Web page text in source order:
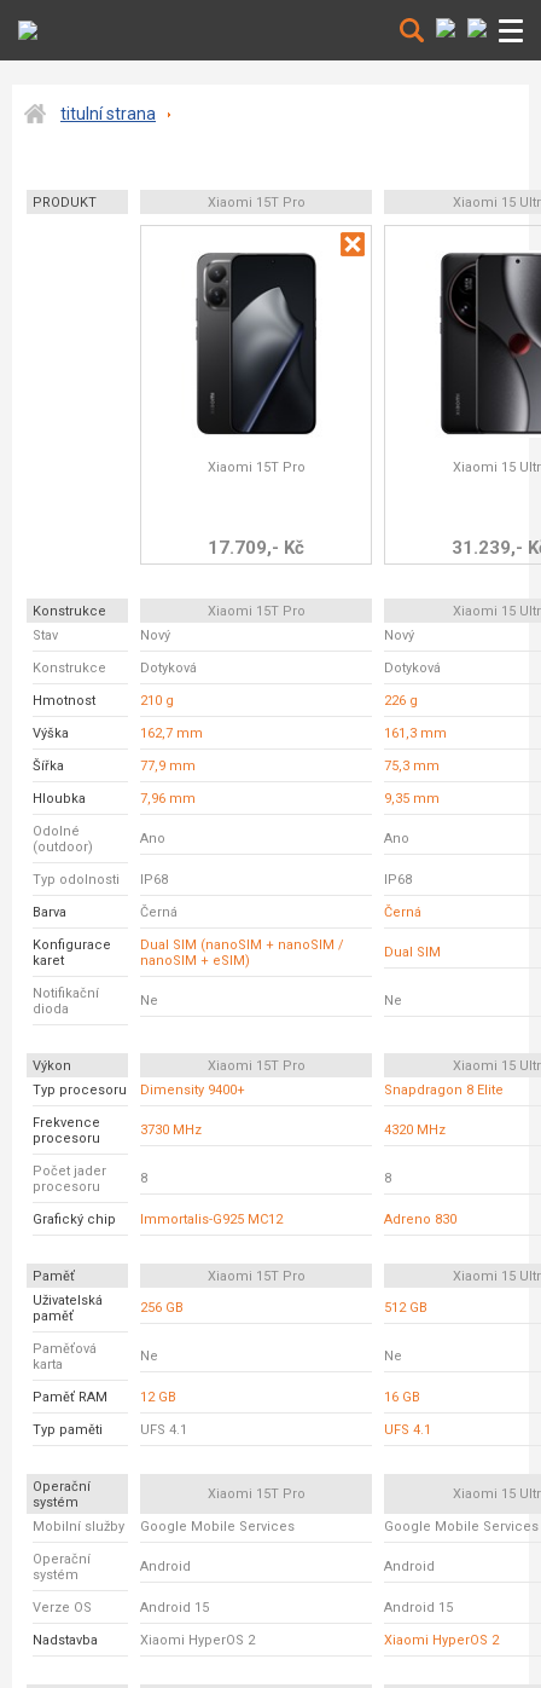
titulní strana
PRODUKT Xiaomi 15T Pro Xiaomi 15
Xiaomi 15T Pro
17.709,- Kč
Xiaomi 15
31.239,-
Konstrukce Xiaomi 15T Pro
Xiaomi 15
Stav
Nový Nový
Konstrukce Dotyková Dotyková
Hmotnost 210 g 226 g
Výška 162,7 mm 161,3 mm
Šířka 77,9 mm 75,3 mm
Hloubka 7,96 mm 9,35 mm
Odolné
(outdoor)
Ano Ano
Typ odolnosti IP68 IP68
Barva Černá Černá
Konfigurace
karet
Dual SIM (nanoSIM + nanoSIM /
nanoSIM + eSIM)
Dual SIM
Notifikační
dioda
Ne Ne
Výkon Xiaomi 15T Pro
Xiaomi 15
Typ procesoru
Dimensity 9400+ Snapdragon 8 Elite
Frekvence
procesoru
3730 MHz 4320 MHz
Počet jader
procesoru
8 8
Grafický chip Immortalis-G925 MC12 Adreno 830
Paměť Xiaomi 15T Pro
Xiaomi 15
Uživatelská
paměť
256 GB 512 GB
Paměťová
karta
Ne Ne
Paměť RAM 12 GB 16 GB
Typ paměti UFS 4.1 UFS 4.1
Operační
systém
Xiaomi 15T Pro Xiaomi 15
Mobilní služby Google Mobile Services Google Mobile Services
Operační
systém
Android Android
Verze OS Android 15 Android 15
Nadstavba Xiaomi HyperOS 2 Xiaomi HyperOS 2